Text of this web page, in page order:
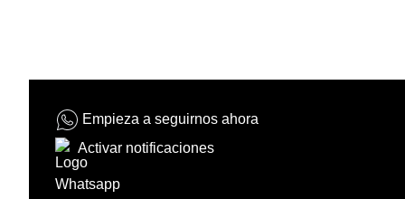
Empieza a seguirnos ahora
Activar notificaciones